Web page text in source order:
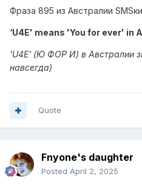
Фраза 895 из Австралии
‘U4E' means 'You for ever' in
'U4E' (Ю ФОР И) в Австралии
навсегда)
Quote
Fnyone's daughter
Posted April 2, 2025